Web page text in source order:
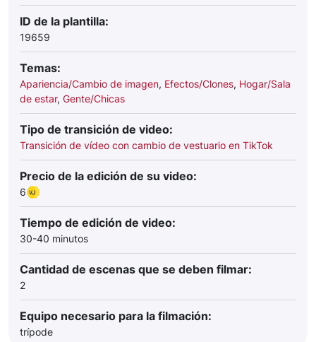
ID de la plantilla:
19659
Temas:
Apariencia/Cambio de imagen, Efectos/Clones, Hogar/Sala
de estar, Gente/Chicas
Tipo de transición de video:
Transición de vídeo con cambio de vestuario en TikTok
Precio de la edición de su video:
6
Tiempo de edición de video:
30-40 minutos
Cantidad de escenas que se deben filmar:
2
Equipo necesario para la filmación:
trípode